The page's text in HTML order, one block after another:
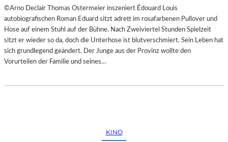
©Arno Declair Thomas Ostermeier inszeniert Édouard Louis
autobiografischen Roman Eduard sitzt adrett im rosafarbenen Pullover und
Hose auf einem Stuhl auf der Bühne. Nach Zweiviertel Stunden Spielzeit
sitzt er wieder so da, doch die Unterhose ist blutverschmiert. Sein Leben hat
sich grundlegend geändert. Der Junge aus der Provinz wollte den
Vorurteilen der Familie und seines…
KINO